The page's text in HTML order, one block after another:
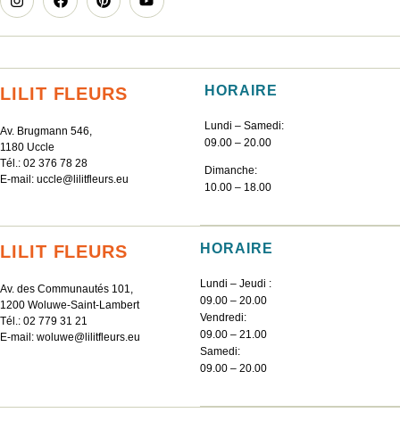
LILIT FLEURS
Av. Brugmann 546,
1180 Uccle
Tél.: 02 376 78 28
E-mail: uccle@lilitfleurs.eu
HORAIRE
Lundi – Samedi:
09.00 – 20.00
Dimanche:
10.00 – 18.00
LILIT FLEURS
Av. des Communautés 101,
1200 Woluwe-Saint-Lambert
Tél.: 02 779 31 21
E-mail: woluwe@lilitfleurs.eu
HORAIRE
Lundi – Jeudi :
09.00 – 20.00
Vendredi:
09.00 – 21.00
Samedi:
09.00 – 20.00